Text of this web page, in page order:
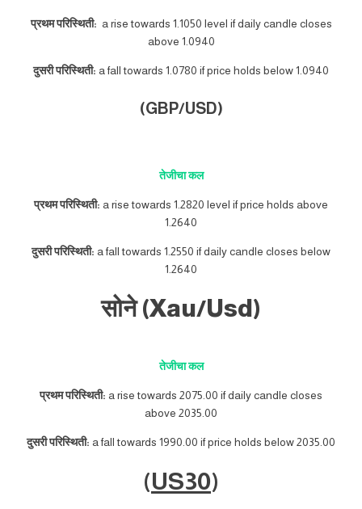
प्रथम परिस्थिती: a rise towards 1.1050 level if daily candle closes
above 1.0940
दुसरी परिस्थिती: a fall towards 1.0780 if price holds below 1.0940
(GBP/USD)
तेजीचा कल
प्रथम परिस्थिती: a rise towards 1.2820 level if price holds above
1.2640
दुसरी परिस्थिती: a fall towards 1.2550 if daily candle closes below
1.2640
सोने (Xau/Usd)
तेजीचा कल
प्रथम परिस्थिती: a rise towards 2075.00 if daily candle closes
above 2035.00
दुसरी परिस्थिती: a fall towards 1990.00 if price holds below 2035.00
(US30)